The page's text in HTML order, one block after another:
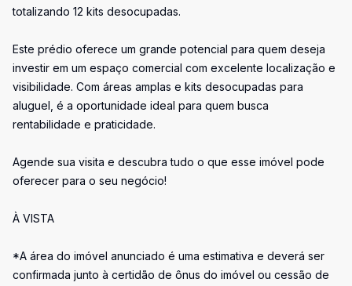
totalizando 12 kits desocupadas.
Este prédio oferece um grande potencial para quem deseja
investir em um espaço comercial com excelente localização e
visibilidade. Com áreas amplas e kits desocupadas para
aluguel, é a oportunidade ideal para quem busca
rentabilidade e praticidade.
Agende sua visita e descubra tudo o que esse imóvel pode
oferecer para o seu negócio!
À VISTA
*A área do imóvel anunciado é uma estimativa e deverá ser
confirmada junto à certidão de ônus do imóvel ou cessão de